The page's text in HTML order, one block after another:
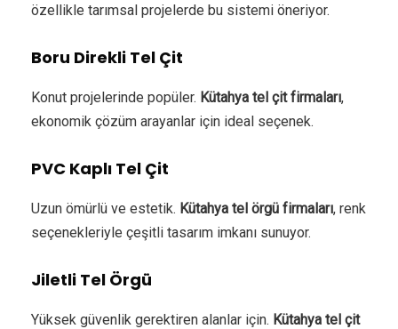
özellikle tarımsal projelerde bu sistemi öneriyor.
Boru Direkli Tel Çit
Konut projelerinde popüler. Kütahya tel çit firmaları,
ekonomik çözüm arayanlar için ideal seçenek.
PVC Kaplı Tel Çit
Uzun ömürlü ve estetik. Kütahya tel örgü firmaları, renk
seçenekleriyle çeşitli tasarım imkanı sunuyor.
Jiletli Tel Örgü
Yüksek güvenlik gerektiren alanlar için. Kütahya tel çit